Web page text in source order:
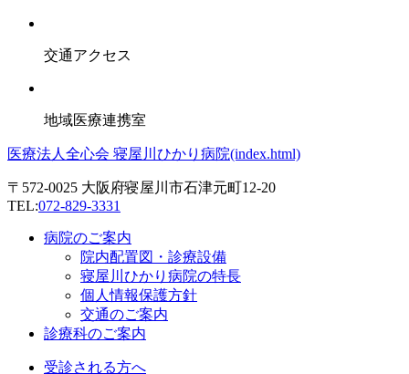
交通アクセス
地域医療連携室
医療法人全心会 寝屋川ひかり病院(index.html)
〒572-0025 大阪府寝屋川市石津元町12-20
TEL:072-829-3331
病院のご案内
院内配置図・診療設備
寝屋川ひかり病院の特長
個人情報保護方針
交通のご案内
診療科のご案内
受診される方へ